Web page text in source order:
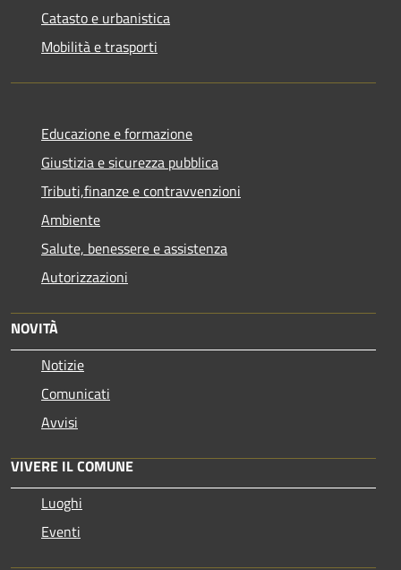
Catasto e urbanistica
Mobilità e trasporti
Educazione e formazione
Giustizia e sicurezza pubblica
Tributi,finanze e contravvenzioni
Ambiente
Salute, benessere e assistenza
Autorizzazioni
NOVITÀ
Notizie
Comunicati
Avvisi
VIVERE IL COMUNE
Luoghi
Eventi